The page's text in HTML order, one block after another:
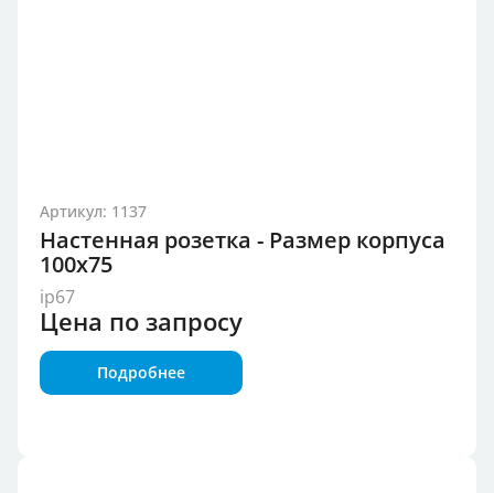
Артикул: 1137
Настенная розетка - Размер корпуса
100x75
ip67
Цена по запросу
Подробнее